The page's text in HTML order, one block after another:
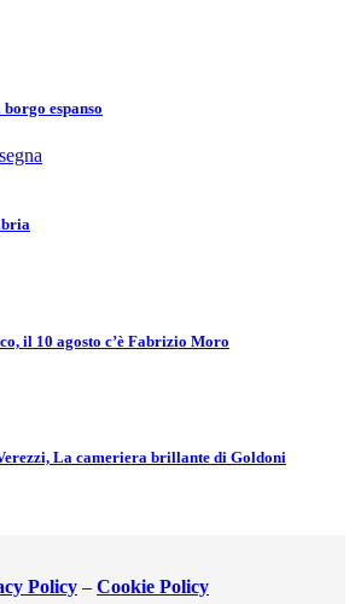
espanso
il 10 agosto c’è Fabrizio Moro
La cameriera brillante di Goldoni
Policy – Cookie Policy